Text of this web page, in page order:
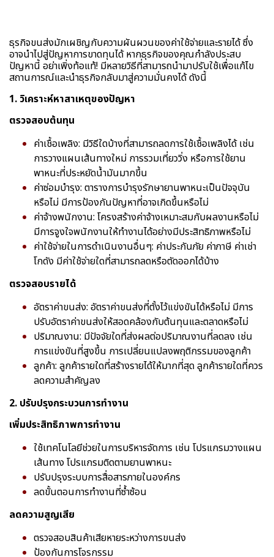
ธุรกิจขนส่งมักเผชิญกับความผันผวนของค่าใช้จ่ายและรายได้ ซึ่ง
อาจนำไปสู่ปัญหาการขาดทุนได้ หากธุรกิจของคุณกำลังประสบ
ปัญหานี้ อย่าเพิ่งท้อแท้! มีหลายวิธีที่สามารถนำมาปรับใช้เพื่อแก้ไข
สถานการณ์และนำธุรกิจกลับมาสู่ความมั่นคงได้ ดังนี้
1. วิเคราะห์หาสาเหตุของปัญหา
ตรวจสอบต้นทุน
ค่าเชื้อเพลิง: มีวิธีใดบ้างที่สามารถลดการใช้เชื้อเพลิงได้ เช่น
การวางแผนเส้นทางใหม่ การรวมเที่ยววิ่ง หรือการใช้ยาน
พาหนะที่ประหยัดน้ำมันมากขึ้น
ค่าซ่อมบำรุง: ตารางการบำรุงรักษายานพาหนะเป็นปัจจุบัน
หรือไม่ มีการป้องกันปัญหาที่อาจเกิดขึ้นหรือไม่
ค่าจ้างพนักงาน: โครงสร้างค่าจ้างเหมาะสมกับผลงานหรือไม่
มีการจูงใจพนักงานให้ทำงานได้อย่างมีประสิทธิภาพหรือไม่
ค่าใช้จ่ายในการดำเนินงานอื่นๆ: ค่าประกันภัย ค่าภาษี ค่าเช่า
โกดัง มีค่าใช้จ่ายใดที่สามารถลดหรือตัดออกได้บ้าง
ตรวจสอบรายได้
อัตราค่าขนส่ง: อัตราค่าขนส่งที่ตั้งไว้แข่งขันได้หรือไม่ มีการ
ปรับอัตราค่าขนส่งให้สอดคล้องกับต้นทุนและตลาดหรือไม่
ปริมาณงาน: มีปัจจัยใดที่ส่งผลต่อปริมาณงานที่ลดลง เช่น
การแข่งขันที่สูงขึ้น การเปลี่ยนแปลงพฤติกรรมของลูกค้า
ลูกค้า: ลูกค้ารายใดที่สร้างรายได้ให้มากที่สุด ลูกค้ารายใดที่ควร
ลดความสำคัญลง
2. ปรับปรุงกระบวนการทำงาน
เพิ่มประสิทธิภาพการทำงาน
ใช้เทคโนโลยีช่วยในการบริหารจัดการ เช่น โปรแกรมวางแผน
เส้นทาง โปรแกรมติดตามยานพาหนะ
ปรับปรุงระบบการสื่อสารภายในองค์กร
ลดขั้นตอนการทำงานที่ซ้ำซ้อน
ลดความสูญเสีย
ตรวจสอบสินค้าเสียหายระหว่างการขนส่ง
ป้องกันการโจรกรรม